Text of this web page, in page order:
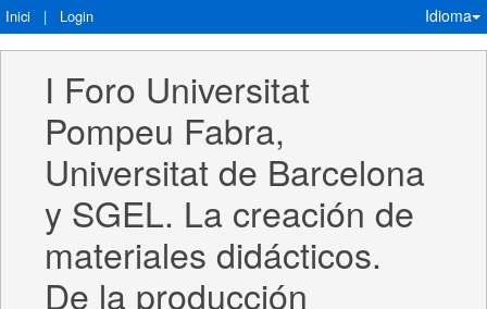
Inici | Login Idioma
I Foro Universitat
Pompeu Fabra,
Universitat de Barcelona
y SGEL. La creación de
materiales didácticos.
De la producción